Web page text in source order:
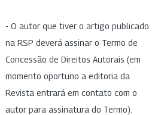
- O autor que tiver o artigo publicado
na RSP deverá assinar o Termo de
Concessão de Direitos Autorais (em
momento oportuno a editoria da
Revista entrará em contato com o
autor para assinatura do Termo).